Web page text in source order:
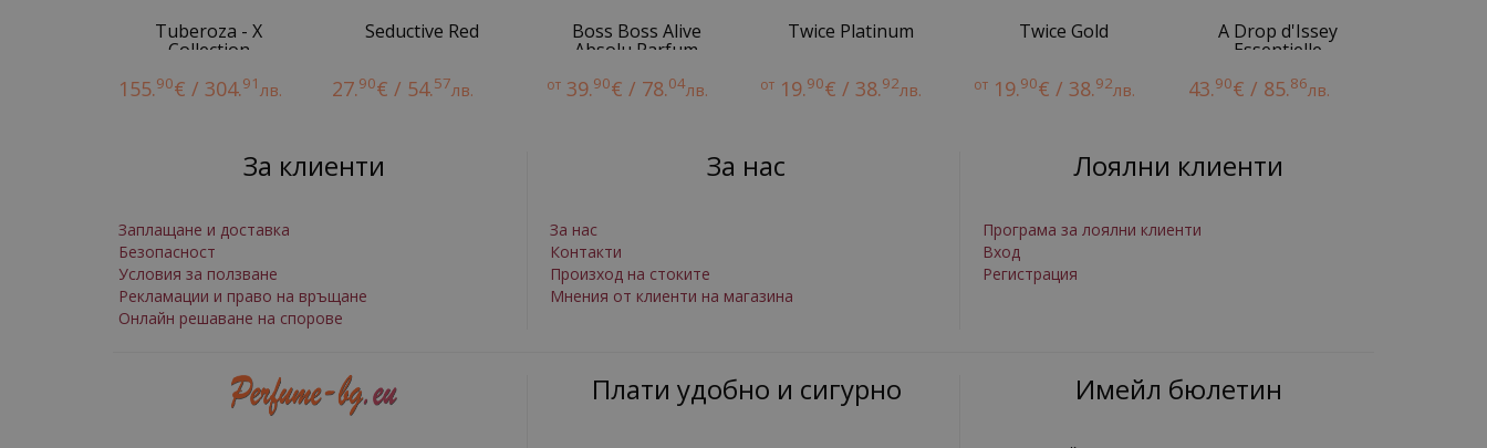
Tuberoza - X
Collection
155.90€ / 304.91лв.
Seductive Red
27.90€ / 54.57лв.
Boss Boss Alive
Absolu Parfum
от 39.90€ / 78.04лв.
Twice Platinum
от 19.90€ / 38.92лв.
Twice Gold
от 19.90€ / 38.92лв.
A Drop d'Issey
Essentielle
43.90€ / 85.86лв.
За клиенти
Заплащане и доставка
Безопасност
Условия за ползване
Рекламации и право на връщане
Онлайн решаване на спорове
За нас
За нас
Контакти
Произход на стоките
Мнения от клиенти на магазина
Лоялни клиенти
Програма за лоялни клиенти
Вход
Регистрация
Плати удобно и сигурно Имейл бюлетин